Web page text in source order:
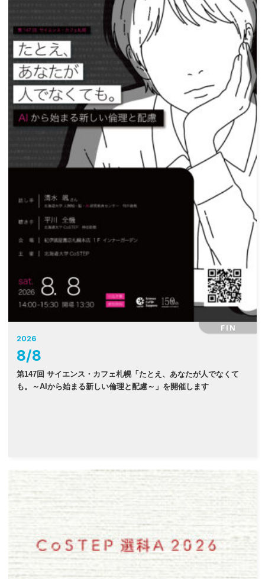
FIN
2026
8/8
第147回 サイエンス・カフェ札幌「たとえ、あなたが人でなくて
も。～AIから始まる新しい倫理と配慮～」を開催します